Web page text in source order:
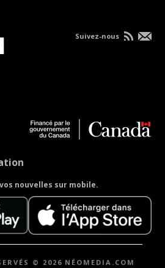
nouvelles sur mobile.
Suivez-nous
© 2026 NÉOMEDIA.COM